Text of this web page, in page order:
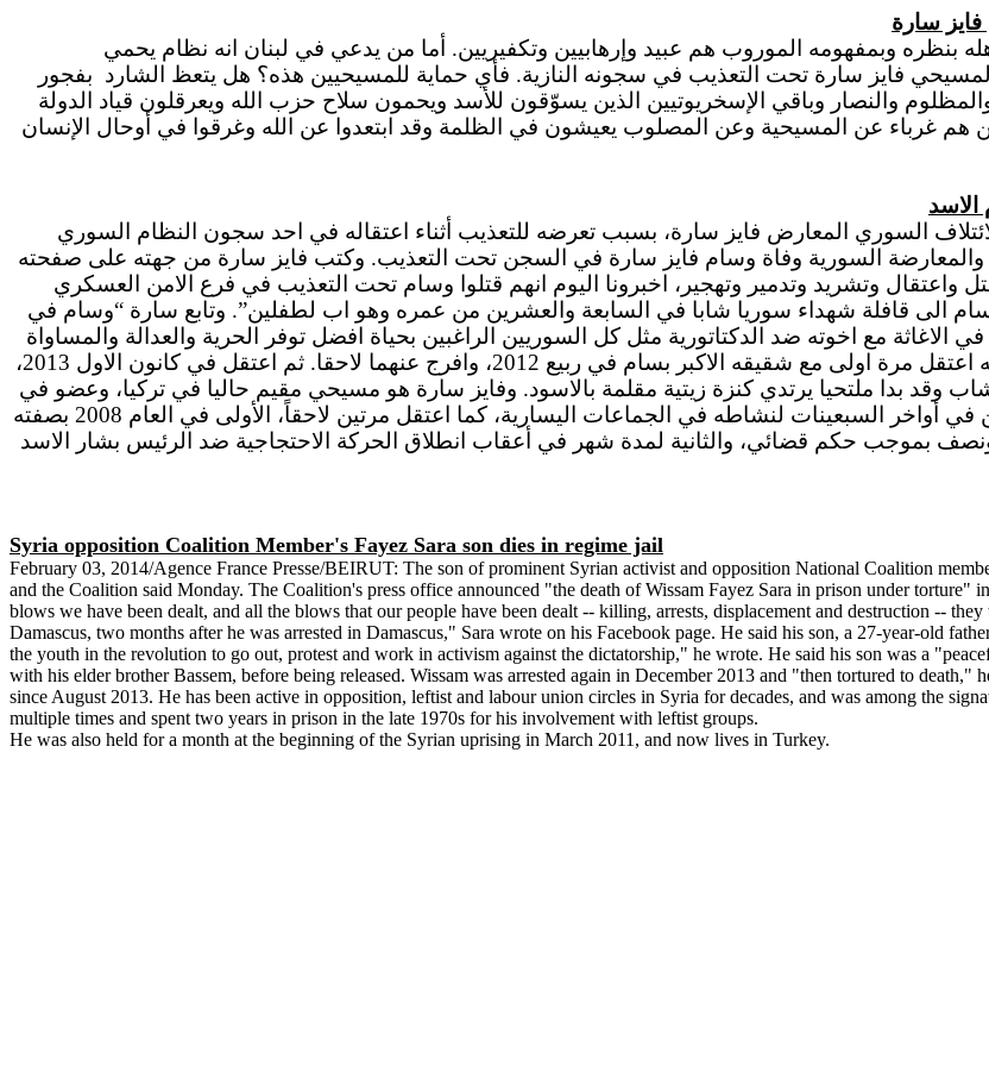
سارة
الموروب هم عبيد وإرهابيين وتكفيريين. أما من يدعي في لبنان انه نظام يحمي
المسيحي فايز سارة تحت التعذيب في سجونه النازية. فأي حماية للمسيحيين هذه؟ هل يتعظ الشارد بفجور
والنصار وباقي الإسخريوتيين الذين يسوّقون للأسد ويحمون سلاح حزب الله ويعرقلون قياد الدولة
هم غرباء عن المسيحية وعن المصلوب يعيشون في الظلمة وقد ابتعدوا عن الله وغرقوا في أوحال الإنسان
الاسد
السوري المعارض فايز سارة، بسبب تعرضه للتعذيب أثناء اعتقاله في احد سجون النظام السوري
والمعارضة السورية وفاة وسام فايز سارة في السجن تحت التعذيب. وكتب فايز سارة من جهته على صفحته
واعتقال وتشريد وتدمير وتهجير، اخبرونا اليوم انهم قتلوا وسام تحت التعذيب في فرع الامن العسكري
الى قافلة شهداء سوريا شابا في السابعة والعشرين من عمره وهو اب لطفلين”. وتابع سارة “وسام في
في الاغاثة مع اخوته ضد الدكتاتورية مثل كل السوريين الراغبين بحياة افضل توفر الحرية والعدالة والمساواة
اعتقل مرة اولى مع شقيقه الاكبر بسام في ربيع 2012، وافرج عنهما لاحقا. ثم اعتقل في كانون الاول
2013،
وقد بدا ملتحيا يرتدي كنزة زيتية مقلمة بالاسود. وفايز سارة هو مسيحي مقيم حاليا في تركيا، وعضو في
الهيئة السياسية للائتلاف المعارض منذ آب 2013. اعتقل لمدة عامين في أواخر السبعينات لنشاطه في الجماعات اليسارية، كما اعتقل مرتين لاحقاً، الأولى في العام 2008 بصفته
حكم قضائي، والثانية لمدة شهر في أعقاب انطلاق الحركة الاحتجاجية ضد الرئيس بشار
الاسد
Syria opposition Coalition Member's Fayez Sara son dies in regime jail
February 03, 2014/Agence France Presse/BEIRUT: The son of prominent Syrian activist and opposition National Coalition
and the Coalition said Monday. The Coalition's press office announced "the death ofWissam Fayez Sara in prison under torture"
blows we have been dealt, and all the blows that our people have been dealt -- killing, arrests, displacement and destruction --
Damascus, two months after he was arrested in Damascus," Sara wrote on his Facebook page. He said his son, a 27-year-old
the youth in the revolution to go out, protest and work in activism against the dictatorship," he wrote. He said his son was a
with his elder brotherBassem, before being released. Wissam was arrested again in December 2013 and "then tortured to death,"
since August 2013. He has been active in opposition, leftist and labour union circles in Syria for decades, and was among the
multiple times and spent two years in prison in the late 1970s for his involvement with leftist groups.
He was also held for a month at the beginning of the Syrian uprising in March 2011, and now lives in Turkey.